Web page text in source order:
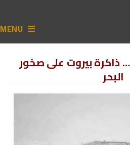
MENU
ذاكرة بيروت على صخور
البحر